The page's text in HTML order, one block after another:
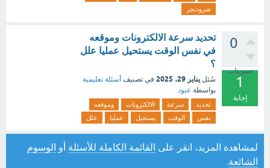
شرودنجر
0
تصويتات
1
إجابة
تحديد سرعة الالكترونات وموقعه
في نفس الوقت يستحيل عمليا علل
؟
سُئل يناير 29، 2025 في تصنيف أسئلة تعليمية
بواسطة عبود
تحديد سرعة الالكترونات
وموقعه
نفس
الوقت يستحيل عمليا علل
لمشاهدة المزيد، انقر على القائمة الكاملة للأسئلة أو الوسوم
الشائعة